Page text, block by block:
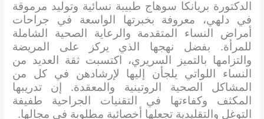
الدكتورة بريانكا سوهاج طبيبة نسائية وتوليد مرموقة
في دلهي، معروفة بخبرتها الواسعة في جراحات
أمراض النساء المتقدمة والرعاية الصحية الشاملة
للمرأة. بفضل نهجها الذي يركز على المريضة
والتزامها بالتميز السريري، اكتسبت ثقة العديد من
النساء اللواتي يلجأن إليها لإرشادهن في كل من
المشاكل الصحية الروتينية والمعقدة. إن تدريبها
المكثف وكفاءتها في التقنيات الجراحية طفيفة
التوغل والتقليدية تجعلها أخصائية مطلوبة في مجالها.